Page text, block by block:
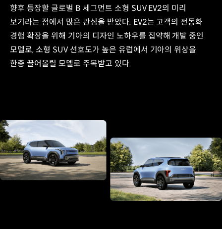
향후 등장할 글로벌 B 세그먼트 소형 SUV EV2의 미리
보기라는 점에서 많은 관심을 받았다. EV2는 고객의 전동화
경험 확장을 위해 기아의 디자인 노하우를 집약해 개발 중인
모델로, 소형 SUV 선호도가 높은 유럽에서 기아의 위상을
한층 끌어올릴 모델로 주목받고 있다.